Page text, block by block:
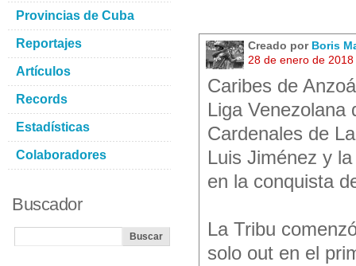
Creado por Boris
28 de enero de
Caribes de
Liga Venezolana
Cardenales de
Luis Jiménez y
en la conquista
La Tribu
solo out en el
Provincias de Cuba
Reportajes
Artículos
Records
Estadísticas
Colaboradores
Buscador